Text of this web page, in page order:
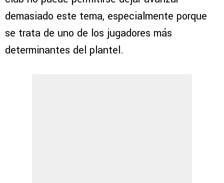
demasiado este tema, especialmente porque
se trata de uno de los jugadores más
determinantes del plantel.